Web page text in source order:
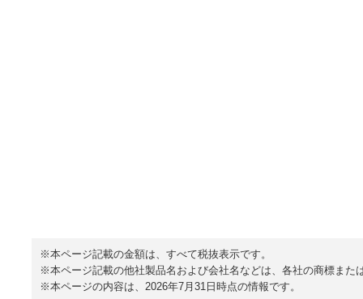
※本ページ記載の金額は、すべて税抜表示です。
※本ページ記載の他社製品名および会社名などは、各社の商標また
※本ページの内容は、2026年7月31日時点の情報です。